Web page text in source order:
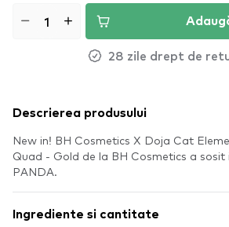
28 zile drept de
Descrierea produsului
New in! BH Cosmetics X Doja Cat
Quad - Gold de la BH Cosmetics a
PANDA.
Ingrediente si cantitate